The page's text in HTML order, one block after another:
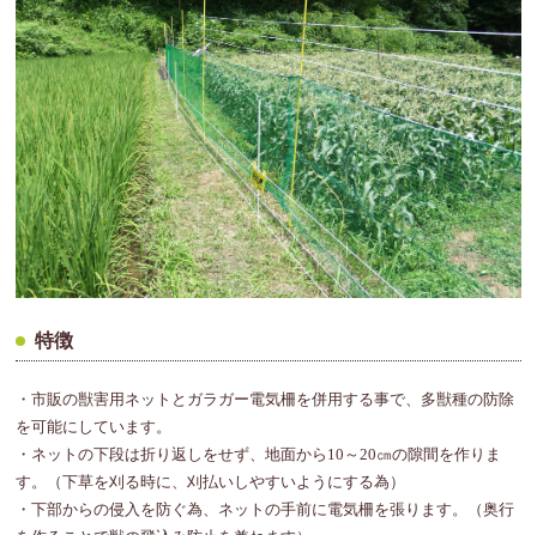
特徴
・市販の獣害用ネットとガラガー電気柵を併用する事で、多獣種の防除
を可能にしています。
・ネットの下段は折り返しをせず、地面から10～20㎝の隙間を作りま
す。（下草を刈る時に、刈払いしやすいようにする為）
・下部からの侵入を防ぐ為、ネットの手前に電気柵を張ります。（奥行